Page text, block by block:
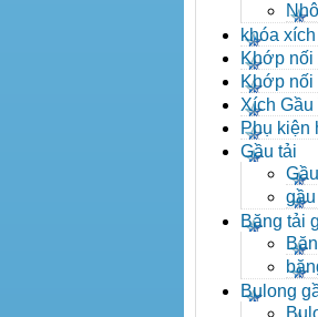
khóa xích
- khóa
Khớp nối
Khớp nối
Xích Gầu
Phụ kiện
Gầu tải
inox
Băng tải
Bulong